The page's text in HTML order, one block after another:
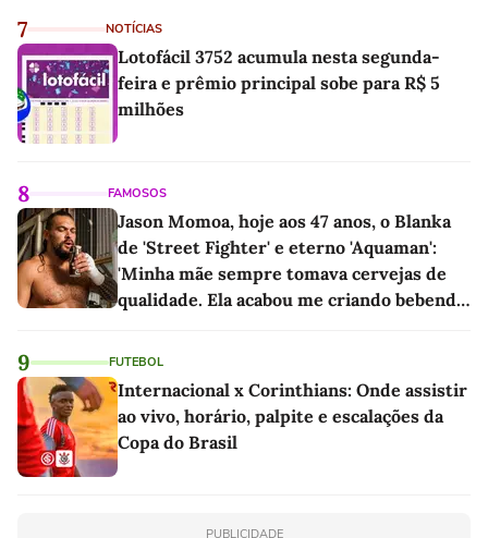
7 NOTÍCIAS
Lotofácil 3752 acumula nesta segunda-
feira e prêmio principal sobe para R$ 5
milhões
8 FAMOSOS
Jason Momoa, hoje aos 47 anos, o Blanka
de 'Street Fighter' e eterno 'Aquaman':
'Minha mãe sempre tomava cervejas de
qualidade. Ela acabou me criando bebendo
9 FUTEBOL
Internacional x Corinthians: Onde assistir
ao vivo, horário, palpite e escalações da
Copa do Brasil
PUBLICIDADE